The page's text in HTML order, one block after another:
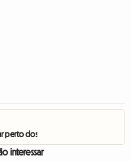
perto dos caminhos do parque
interessar